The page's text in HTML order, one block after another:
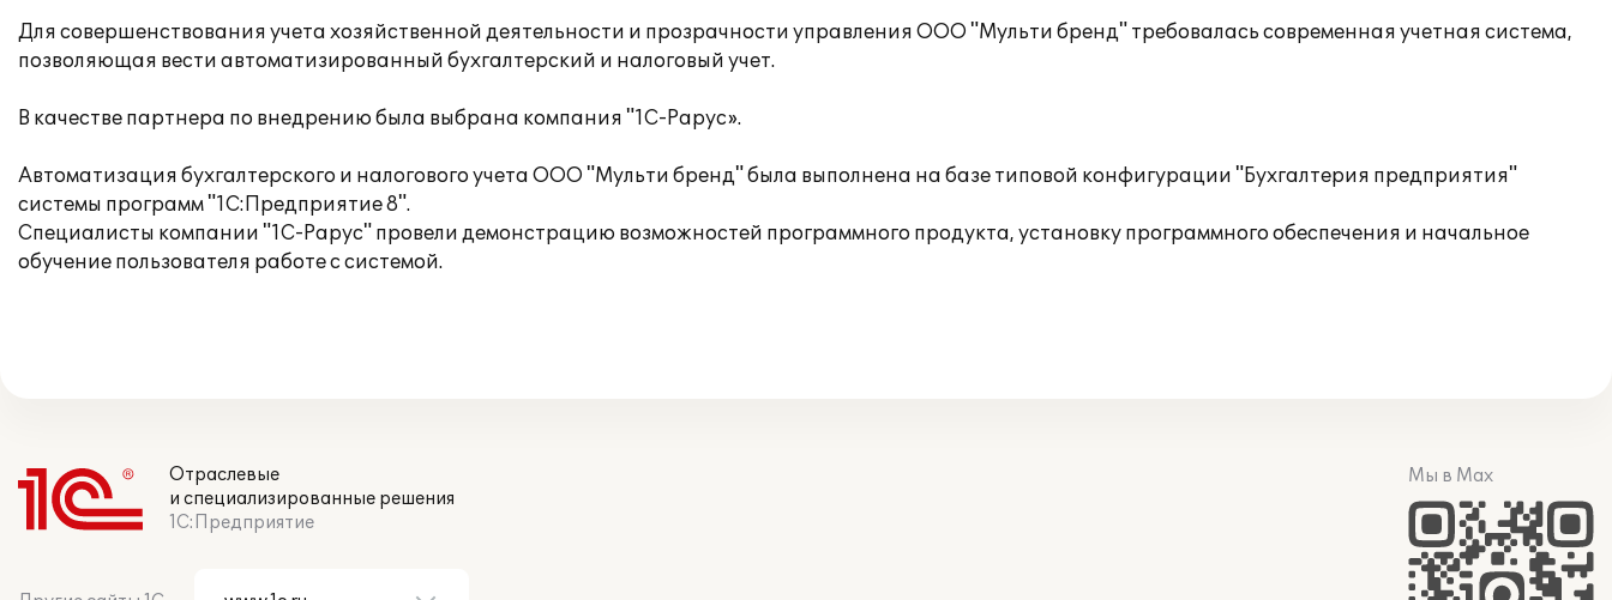
Для совершенствования учета хозяйственной деятельности и прозрачности управления ООО "Мульти бренд" требовалась современная учетная система,
позволяющая вести автоматизированный бухгалтерский и налоговый учет.
В качестве партнера по внедрению была выбрана компания "1С-Рарус».
Автоматизация бухгалтерского и налогового учета ООО "Мульти бренд" была выполнена на базе типовой конфигурации "Бухгалтерия предприятия"
системы программ "1С:Предприятие 8".
Специалисты компании "1С-Рарус" провели демонстрацию возможностей программного продукта, установку программного обеспечения и начальное
обучение пользователя работе с системой.
Отраслевые
и специализированные решения
1С:Предприятие
Мы в Max